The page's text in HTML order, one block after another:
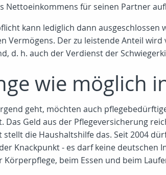
Nettoeinkommens für seinen Partner
kann lediglich dann
Vermögens. Der zu leistende Anteil
d. h. auch der Verdienst der
wie möglich
geht, möchten auch
Das Geld aus der Pflegeversicherung
stellt die Haushaltshilfe das. Seit 2004
Knackpunkt - es darf keine
Körperpflege, beim Essen und beim